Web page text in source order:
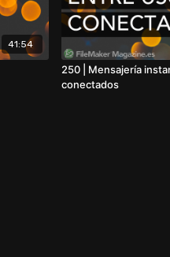
41:54
250 | Mensajería
conectados